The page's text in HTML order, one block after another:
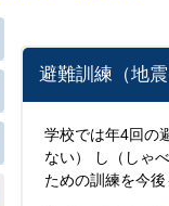
避難訓練（地
学校では年4回の
ない） し（しゃ
ための訓練を今後